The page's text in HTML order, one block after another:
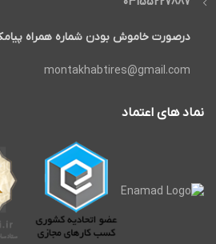
درصورت خاموش بودن شماره همراه پیامک
montakhabtires@gmail.com
نماد های اعتماد